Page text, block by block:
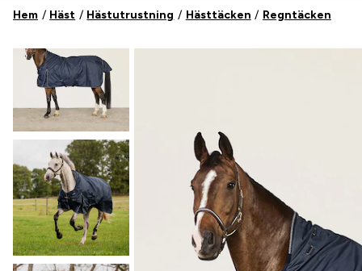
Hem Häst Hästutrustning Hästtäcken Regntäcken